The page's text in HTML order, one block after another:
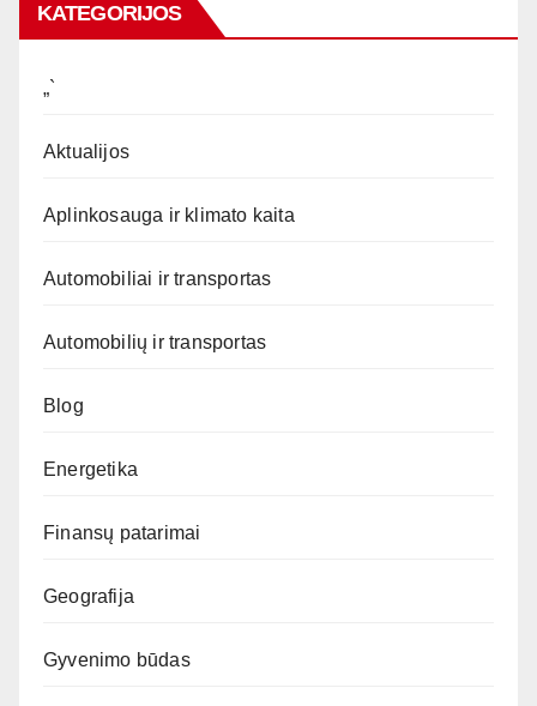
KATEGORIJOS
„`
Aktualijos
Aplinkosauga ir klimato kaita
Automobiliai ir transportas
Automobilių ir transportas
Blog
Energetika
Finansų patarimai
Geografija
Gyvenimo būdas